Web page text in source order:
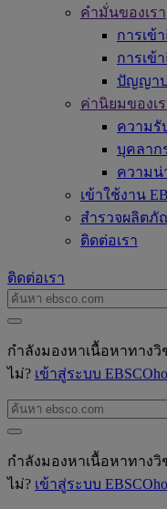
คำมั่นของเรา
การเข้
การเข้
ปัญญา
ค่านิยมของเ
ความรั
บุคลาก
ความน่
เข้าใช้งาน
สำรวจผลิต
ติดต่อเรา
ติดต่อเรา
กำลังมองหาเนื้อหาทาง
ไม่? เข้าสู่ระบบ
กำลังมองหาเนื้อหาทาง
ไม่? เข้าสู่ระบบ